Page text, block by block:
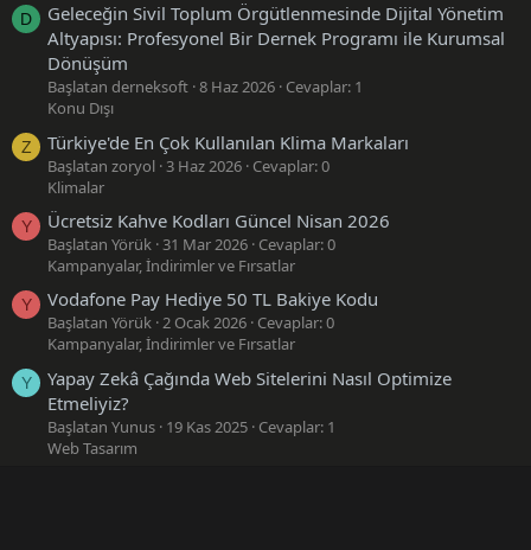
D
Geleceğin Sivil Toplum Örgütlenmesinde Dijital Yönetim
Altyapısı: Profesyonel Bir Dernek Programı ile Kurumsal
Dönüşüm
Başlatan derneksoft 8 Haz 2026 Cevaplar: 1
Konu Dışı
Z Türkiye'de En Çok Kullanılan Klima Markaları
Başlatan zoryol 3 Haz 2026 Cevaplar: 0
Klimalar
Y Ücretsiz Kahve Kodları Güncel Nisan 2026
Başlatan Yörük 31 Mar 2026 Cevaplar: 0
Kampanyalar, İndirimler ve Fırsatlar
Y Vodafone Pay Hediye 50 TL Bakiye Kodu
Başlatan Yörük 2 Ocak 2026 Cevaplar: 0
Kampanyalar, İndirimler ve Fırsatlar
Y
Yapay Zekâ Çağında Web Sitelerini Nasıl Optimize
Etmeliyiz?
Başlatan Yunus 19 Kas 2025 Cevaplar: 1
Web Tasarım